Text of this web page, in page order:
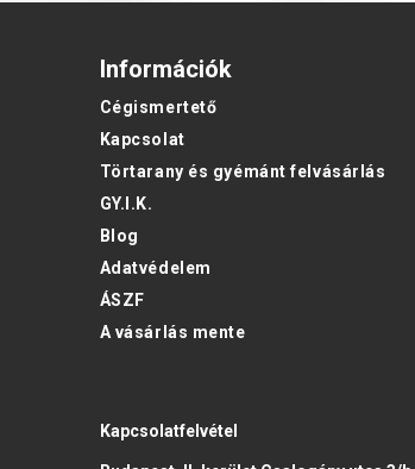
Információk
Cégismertető
Kapcsolat
Törtarany és gyémánt felvásárlás
GY.I.K.
Blog
Adatvédelem
ÁSZF
A vásárlás mente
Kapcsolatfelvétel